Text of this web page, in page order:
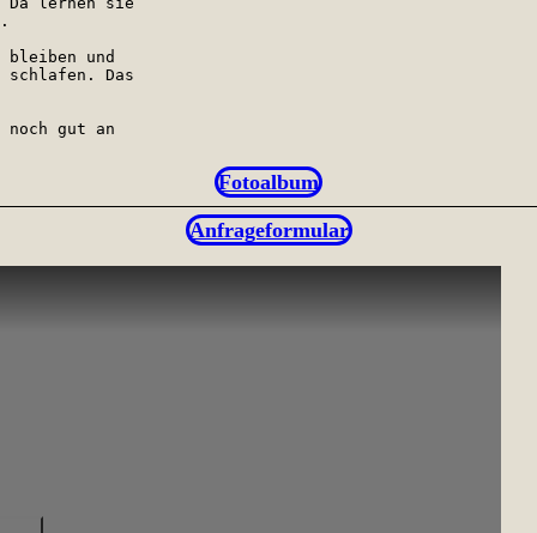
und
schlafen. Das
noch gut an
Fotoalbum
Anfrageformular